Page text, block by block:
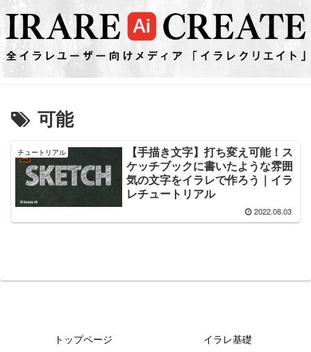
可能
チュートリアル
【手描き文字】打ち変え可能！ス
ケッチブックに書いたような雰囲
気の文字をイラレで作ろう｜イラ
レチュートリアル
2022.08.03
トップページ
イラレ基礎